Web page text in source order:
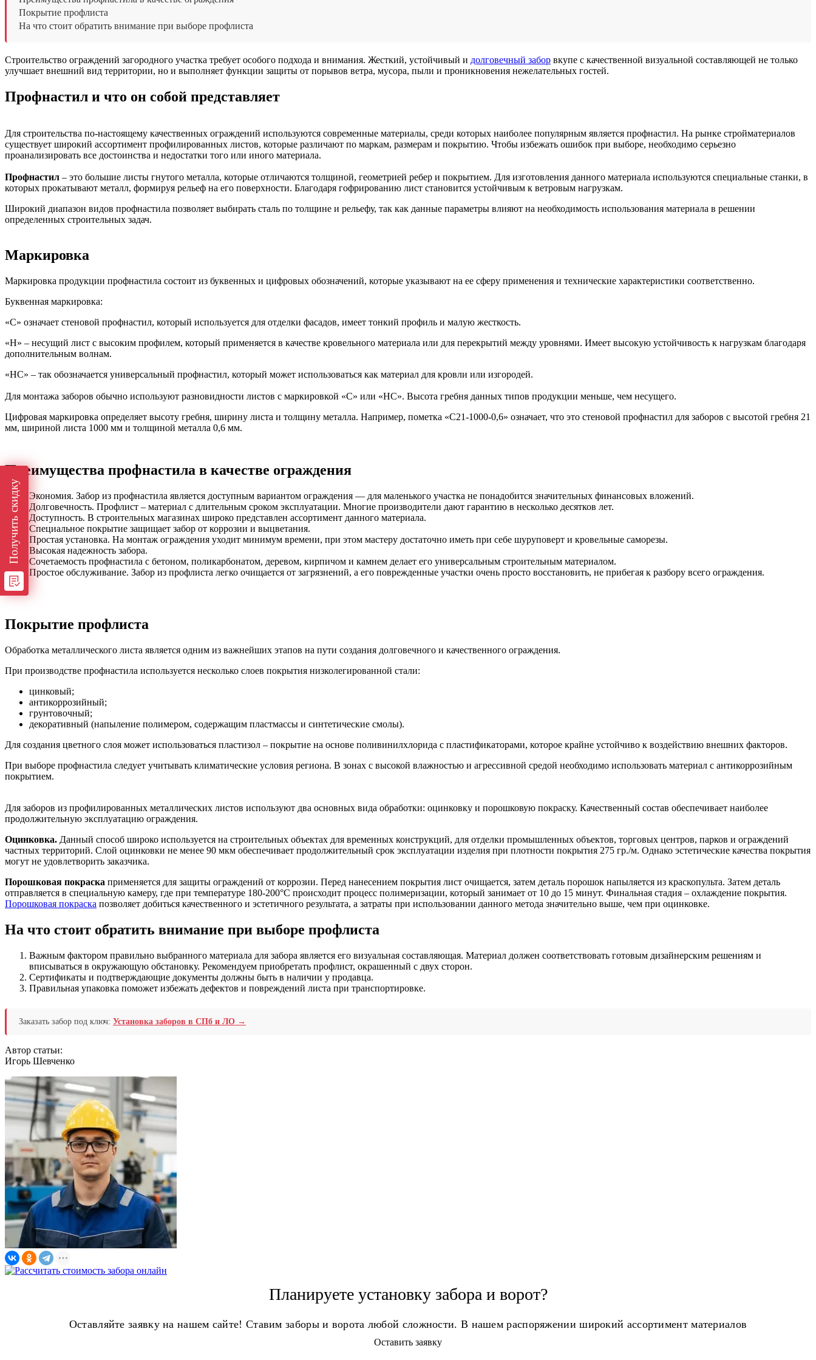
Покрытие профлиста
На что стоит обратить внимание при выборе профлиста
Строительство ограждений загородного участка требует особого подхода и внимания. Жесткий, устойчивый и долговечный забор вкупе с качественной визуальной составляющей не только
улучшает внешний вид территории, но и выполняет функции защиты от порывов ветра, мусора, пыли и проникновения нежелательных гостей.
Профнастил и что он собой представляет
Для строительства по-настоящему качественных ограждений используются современные материалы, среди которых наиболее популярным является профнастил. На рынке стройматериалов
существует широкий ассортимент профилированных листов, которые различают по маркам, размерам и покрытию. Чтобы избежать ошибок при выборе, необходимо серьезно
проанализировать все достоинства и недостатки того или иного материала.
Профнастил – это большие листы гнутого металла, которые отличаются толщиной, геометрией ребер и покрытием. Для изготовления данного материала используются специальные станки, в
которых прокатывают металл, формируя рельеф на его поверхности. Благодаря гофрированию лист становится устойчивым к ветровым нагрузкам.
Широкий диапазон видов профнастила позволяет выбирать сталь по толщине и рельефу, так как данные параметры влияют на необходимость использования материала в решении
определенных строительных задач.
Маркировка
Маркировка продукции профнастила состоит из буквенных и цифровых обозначений, которые указывают на ее сферу применения и технические характеристики соответственно.
Буквенная маркировка:
«С» означает стеновой профнастил, который используется для отделки фасадов, имеет тонкий профиль и малую жесткость.
«Н» – несущий лист с высоким профилем, который применяется в качестве кровельного материала или для перекрытий между уровнями. Имеет высокую устойчивость к нагрузкам благодаря
дополнительным волнам.
«НС» – так обозначается универсальный профнастил, который может использоваться как материал для кровли или изгородей.
Для монтажа заборов обычно используют разновидности листов с маркировкой «С» или «НС». Высота гребня данных типов продукции меньше, чем несущего.
Цифровая маркировка определяет высоту гребня, ширину листа и толщину металла. Например, пометка «С21-1000-0,6» означает, что это стеновой профнастил для заборов с высотой гребня 21
мм, шириной листа 1000 мм и толщиной металла 0,6 мм.
Преимущества профнастила в качестве ограждения
Экономия. Забор из профнастила является доступным вариантом ограждения — для маленького участка не понадобится значительных финансовых вложений.
Долговечность. Профлист – материал с длительным сроком эксплуатации. Многие производители дают гарантию в несколько десятков лет.
Доступность. В строительных магазинах широко представлен ассортимент данного материала.
Специальное покрытие защищает забор от коррозии и выцветания.
Простая установка. На монтаж ограждения уходит минимум времени, при этом мастеру достаточно иметь при себе шуруповерт и кровельные саморезы.
Высокая надежность забора.
Сочетаемость профнастила с бетоном, поликарбонатом, деревом, кирпичом и камнем делает его универсальным строительным материалом.
Простое обслуживание. Забор из профлиста легко очищается от загрязнений, а его поврежденные участки очень просто восстановить, не прибегая к разбору всего ограждения.
Покрытие профлиста
Обработка металлического листа является одним из важнейших этапов на пути создания долговечного и качественного ограждения.
При производстве профнастила используется несколько слоев покрытия низколегированной стали:
цинковый;
антикоррозийный;
грунтовочный;
декоративный (напыление полимером, содержащим пластмассы и синтетические смолы).
Для создания цветного слоя может использоваться пластизол – покрытие на основе поливинилхлорида с пластификаторами, которое крайне устойчиво к воздействию внешних факторов.
При выборе профнастила следует учитывать климатические условия региона. В зонах с высокой влажностью и агрессивной средой необходимо использовать материал с антикоррозийным
покрытием.
Для заборов из профилированных металлических листов используют два основных вида обработки: оцинковку и порошковую покраску. Качественный состав обеспечивает наиболее
продолжительную эксплуатацию ограждения.
Оцинковка. Данный способ широко используется на строительных объектах для временных конструкций, для отделки промышленных объектов, торговых центров, парков и ограждений
частных территорий. Слой оцинковки не менее 90 мкм обеспечивает продолжительный срок эксплуатации изделия при плотности покрытия 275 гр./м. Однако эстетические качества покрытия
могут не удовлетворить заказчика.
Порошковая покраска применяется для защиты ограждений от коррозии. Перед нанесением покрытия лист очищается, затем деталь порошок напыляется из краскопульта. Затем деталь
отправляется в специальную камеру, где при температуре 180-200°С происходит процесс полимеризации, который занимает от 10 до 15 минут. Финальная стадия – охлаждение покрытия.
Порошковая покраска позволяет добиться качественного и эстетичного результата, а затраты при использовании данного метода значительно выше, чем при оцинковке.
На что стоит обратить внимание при выборе профлиста
Важным фактором правильно выбранного материала для забора является его визуальная составляющая. Материал должен соответствовать готовым дизайнерским решениям и
вписываться в окружающую обстановку. Рекомендуем приобретать профлист, окрашенный с двух сторон.
Сертификаты и подтверждающие документы должны быть в наличии у продавца.
Правильная упаковка поможет избежать дефектов и повреждений листа при транспортировке.
Заказать забор под ключ: Установка заборов в СПб и ЛО →
Автор статьи:
Игорь Шевченко
Планируете установку забора и ворот?
Оставляйте заявку на нашем сайте! Ставим заборы и ворота любой сложности. В нашем распоряжении широкий ассортимент материалов
Оставить заявку
Получить скидку